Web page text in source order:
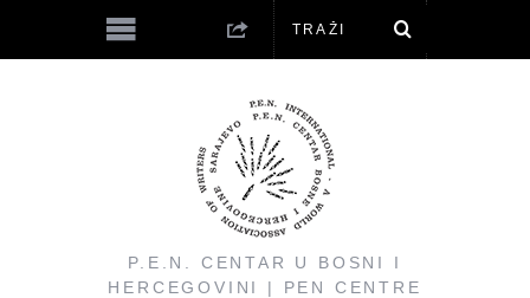
P.E.N. CENTAR U BOSNI I
HERCEGOVINI | PEN CENTRE